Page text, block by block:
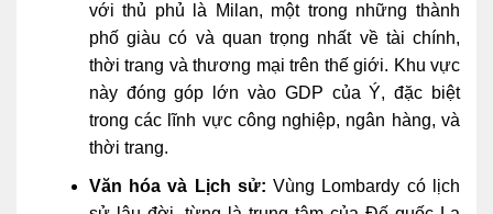
với thủ phủ là Milan, một trong những thành
phố giàu có và quan trọng nhất về tài chính,
thời trang và thương mại trên thế giới. Khu vực
này đóng góp lớn vào GDP của Ý, đặc biệt
trong các lĩnh vực công nghiệp, ngân hàng, và
thời trang.
Văn hóa và Lịch sử: Vùng Lombardy có lịch